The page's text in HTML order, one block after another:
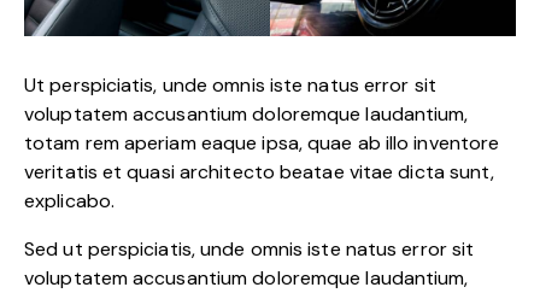
Ut perspiciatis, unde omnis iste natus error sit
voluptatem accusantium doloremque laudantium,
totam rem aperiam eaque ipsa, quae ab illo inventore
veritatis et quasi architecto beatae vitae dicta sunt,
explicabo.
Sed ut perspiciatis, unde omnis iste natus error sit
voluptatem accusantium doloremque laudantium,